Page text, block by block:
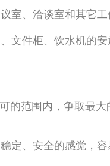
室、洽谈室和其它工
文件柜、饮水机的
的范围内，争取最
定、安全的感觉，